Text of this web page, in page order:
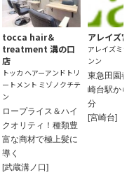
tocca hair＆
treatment 溝の口
店
トッカ ヘアーアンドトリ
ートメント ミゾノクチテ
ン
ロープライス＆ハイ
クオリティ！種類豊
富な商材で極上髪に
導く
[武蔵溝ノ口]
アレイズ宮
アレイズミヤ
ンン
東急田園都
崎台駅から
分
[宮崎台]